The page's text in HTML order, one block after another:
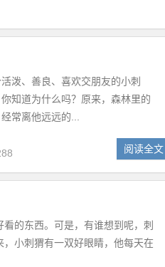
泼、善良、喜欢交朋友的小刺
知道为什么吗？原来，森林里的
常离他远远的...
阅读全文
的东西。可是，有谁想到呢，刺
小刺猬有一双好眼睛，他每天在